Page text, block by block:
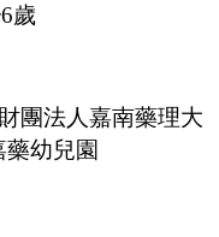
歲
團法人嘉南藥理大
幼兒園